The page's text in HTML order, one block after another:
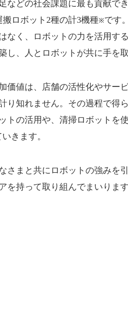
などの社会課題に最も貢献で
ロボット2種の計3機種※です
なく、ロボットの力を活用す
、人とロボットが共に手を
価値は、店舗の活性化やサー
り知れません。その過程で得
トの活用や、清掃ロボットを
きます。
さまと共にロボットの強みを
持って取り組んでまいります